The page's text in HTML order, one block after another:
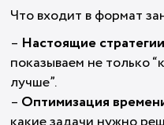
Что входит в формат
– Настоящие
показываем не только
лучше”.
– Оптимизация